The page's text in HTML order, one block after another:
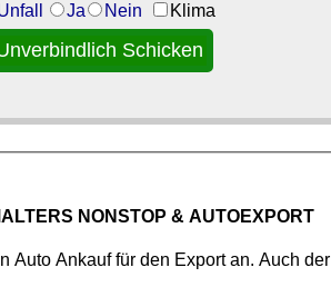
Ja Nein Klima
NONSTOP & AUTOEXPORT
Wir bieten Ihnen schweizweiten Auto Ankauf für den Export an. Auch der